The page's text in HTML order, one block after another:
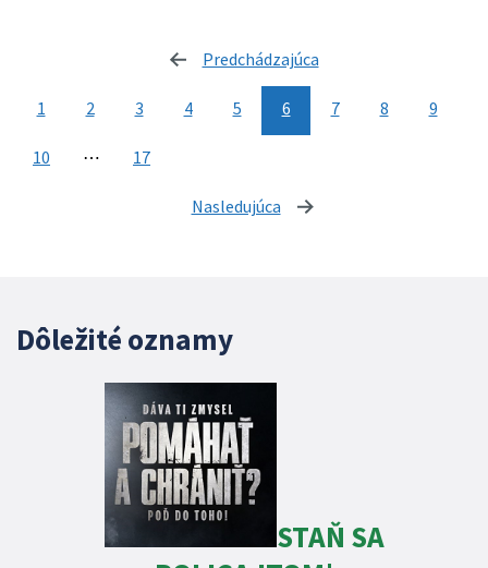
Predchádzajúca
1 2 3 4 5 6 7 8 9
10 ⋯ 17
Nasledujúca stránka
Dôležité oznamy
STAŇ SA